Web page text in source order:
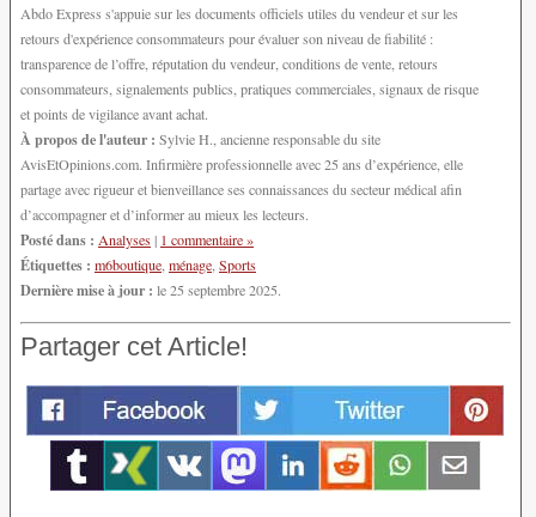
Abdo Express s'appuie sur les documents officiels utiles du vendeur et sur les
retours d'expérience consommateurs pour évaluer son niveau de fiabilité :
transparence de l’offre, réputation du vendeur, conditions de vente, retours
consommateurs, signalements publics, pratiques commerciales, signaux de risque
et points de vigilance avant achat.
À propos de l'auteur : Sylvie H., ancienne responsable du site
AvisEtOpinions.com. Infirmière professionnelle avec 25 ans d’expérience, elle
partage avec rigueur et bienveillance ses connaissances du secteur médical afin
d’accompagner et d’informer au mieux les lecteurs.
Posté dans : Analyses| 1 commentaire »
Étiquettes : m6boutique ménage Sports
Dernière mise à jour : le 25 septembre 2025.
Partager cet Article!